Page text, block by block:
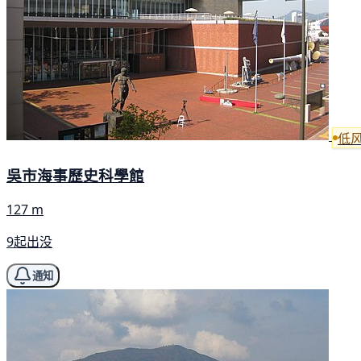
低
吳市海事歷史科學館
127 m
9起出没
通知